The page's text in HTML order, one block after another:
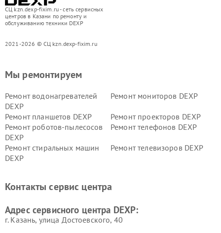
СЦ kzn.dexp-fixim.ru - сеть сервисных
центров в Казани по ремонту и
обслуживанию техники DEXP
2021-2026 © СЦ kzn.dexp-fixim.ru
Мы ремонтируем
Ремонт водонагревателей
DEXP
Ремонт мониторов DEXP
Ремонт планшетов DEXP
Ремонт проекторов DEXP
Ремонт роботов-пылесосов
DEXP
Ремонт телефонов DEXP
Ремонт стиральных машин
DEXP
Ремонт телевизоров DEXP
Ремонт серверов DEXP
Ремонт мини пк DEXP
Контакты сервис центра
Адрес сервисного центра DEXP:
г. Казань, улица Достоевского, 40